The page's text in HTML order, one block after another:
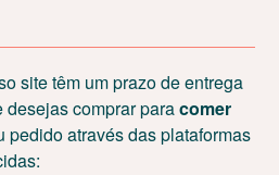
site têm um prazo de entrega
desejas comprar paracomer
pedido através das plataformas